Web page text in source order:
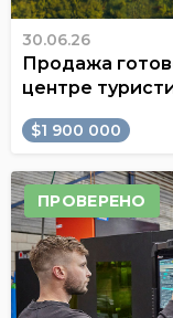
30.06.26
Продажа
центре
$1 900 000
ПРОВЕРЕНО